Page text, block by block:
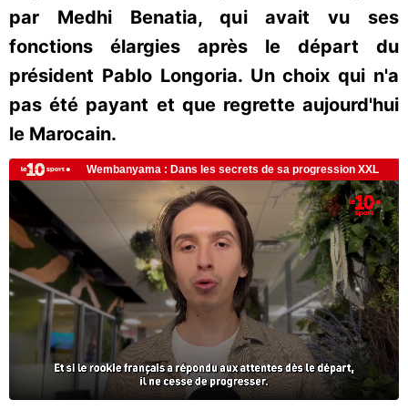
par Medhi Benatia, qui avait vu ses
fonctions élargies après le départ du
président Pablo Longoria. Un choix qui n'a
pas été payant et que regrette aujourd'hui
le Marocain.